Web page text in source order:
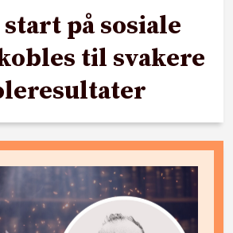
på sosiale
til svakere